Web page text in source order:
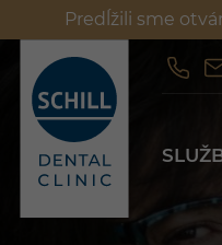
Predĺžili sme
SLUŽBY